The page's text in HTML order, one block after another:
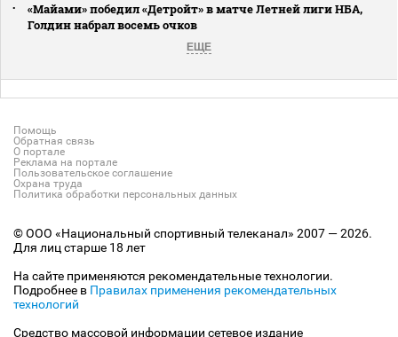
«Майами» победил «Детройт» в матче Летней лиги НБА,
Голдин набрал восемь очков
ЕЩЕ
Помощь
Обратная связь
О портале
Реклама на портале
Пользовательское соглашение
Охрана труда
Политика обработки персональных данных
© ООО «Национальный спортивный телеканал» 2007 — 2026.
Для лиц старше 18 лет
На сайте применяются рекомендательные технологии.
Подробнее в Правилах применения рекомендательных
технологий
Средство массовой информации сетевое издание